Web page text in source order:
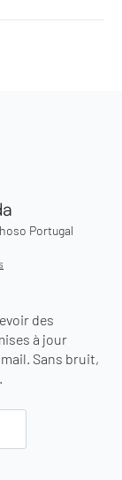
Portugal
des
à jour
Sans bruit,